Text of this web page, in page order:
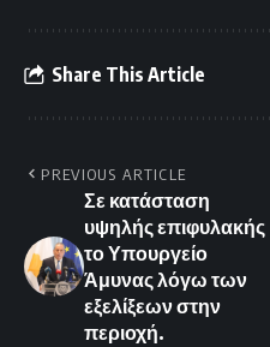
Share This Article
PREVIOUS ARTICLE
Σε κατάσταση
υψηλής επιφυλακής
το Υπουργείο
Άμυνας λόγω των
εξελίξεων στην
περιοχή.